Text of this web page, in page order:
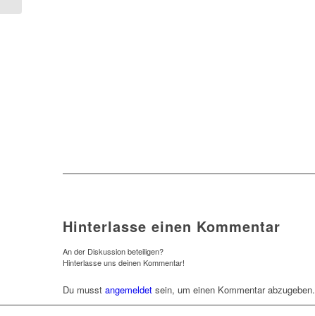
Hinterlasse einen Kommentar
An der Diskussion beteiligen?
Hinterlasse uns deinen Kommentar!
Du musst angemeldet sein, um einen Kommentar abzugeben.